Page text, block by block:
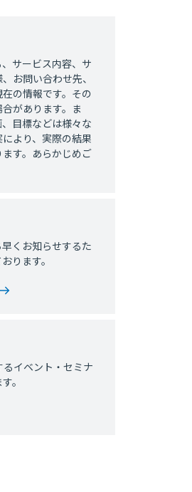
サービス内容、サ
お問い合わせ先、
の情報です。その
があります。ま
目標などは様々な
より、実際の結果
す。あらかじめご
くお知らせするた
ります。
イベント・セミナ
。